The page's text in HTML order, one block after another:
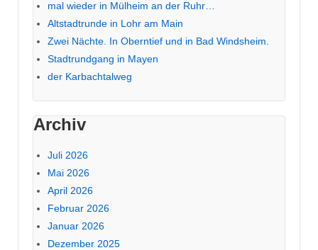
mal wieder in Mülheim an der Ruhr…
Altstadtrunde in Lohr am Main
Zwei Nächte. In Oberntief und in Bad Windsheim.
Stadtrundgang in Mayen
der Karbachtalweg
Archiv
Juli 2026
Mai 2026
April 2026
Februar 2026
Januar 2026
Dezember 2025